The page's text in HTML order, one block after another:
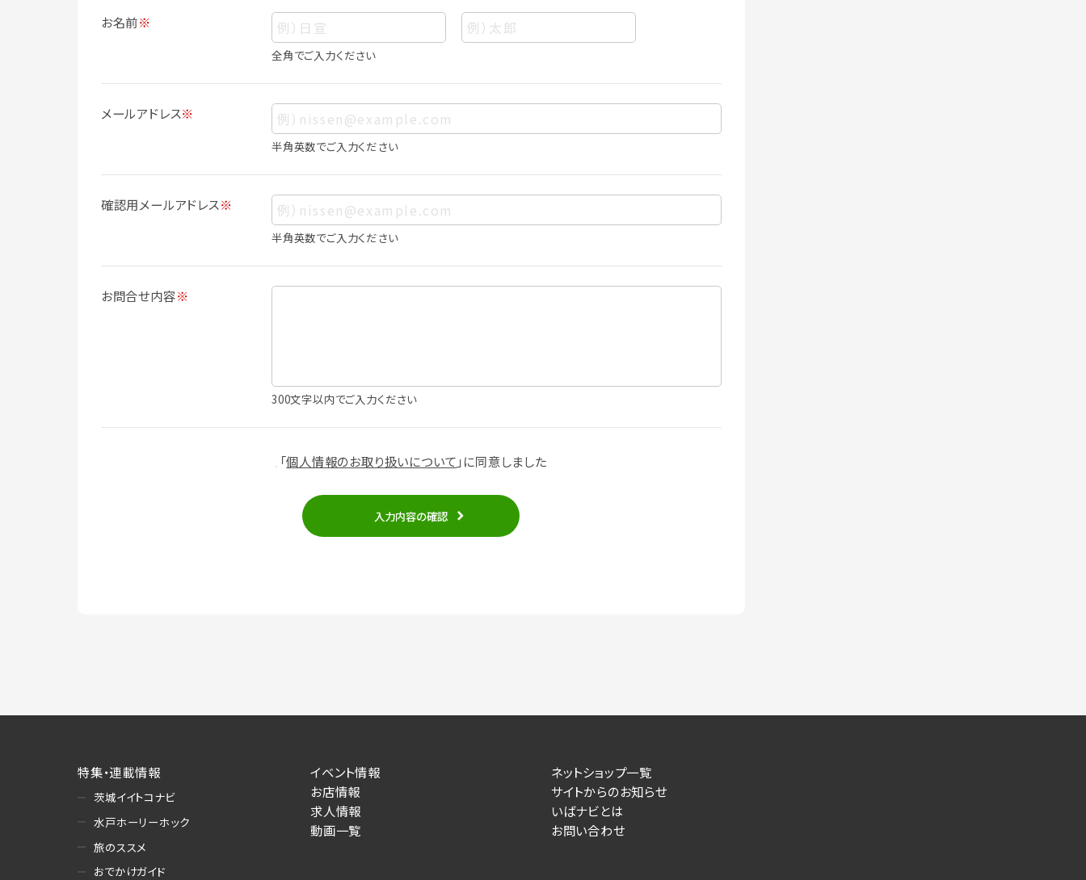
個人情報
個人情報とは、お客様個人に関する情報であって、当該情報を構成する氏名、住所、電話番号、メールアドレ
ス、生年月日、写真その他の記述等により、お客様個人を特定できるものをいいます。また、その情報のみで
は識別できない場合でも、他の情報と容易に照合することで、結果的にお客様個人を識別できるものも個
個人情報の利用目的について
本サービスにおける個人情報の利用目的は以下の通りであり、これらの目的達成の範囲を超えてお客様の
個人情報を利用することはありません。
・会員ポイントプログラムの運営
・各種お申込みや、お問い合わせへの対応
・投稿したクチコミ情報、写真の本サービスへの掲載
・本サービスに関する規約等の変更の通知
（2）ユーザーからのお問い合わせへの対応
（5）広告主への問い合わせ・応募等への対応
・本サービスを通じて店舗への来店予約を登録した際の内容確認、返答
個人情報提供の任意性について
本サービスが収集する個人情報は、ご本人の意思により任意でご提供いただくものですが、各サービスの実
施にあたりそれぞれ必要となる項目を入力いただかない場合は、各々のサービスをご利用できない場合が
あります。
お名前※
全角でご入力ください
メールアドレス※
半角英数でご入力ください
確認用メールアドレス※
半角英数でご入力ください
お問合せ内容※
300文字以内でご入力ください
「個人情報のお取り扱いについて 」に同意しました
入力内容の確認
特集・連載情報
茨城イイトコナビ
水戸ホーリーホック
旅のススメ
おでかけガイド
イベント情報
お店情報
求人情報
動画一覧
ネットショップ一覧
サイトからのお知らせ
いばナビとは
お問い合わせ